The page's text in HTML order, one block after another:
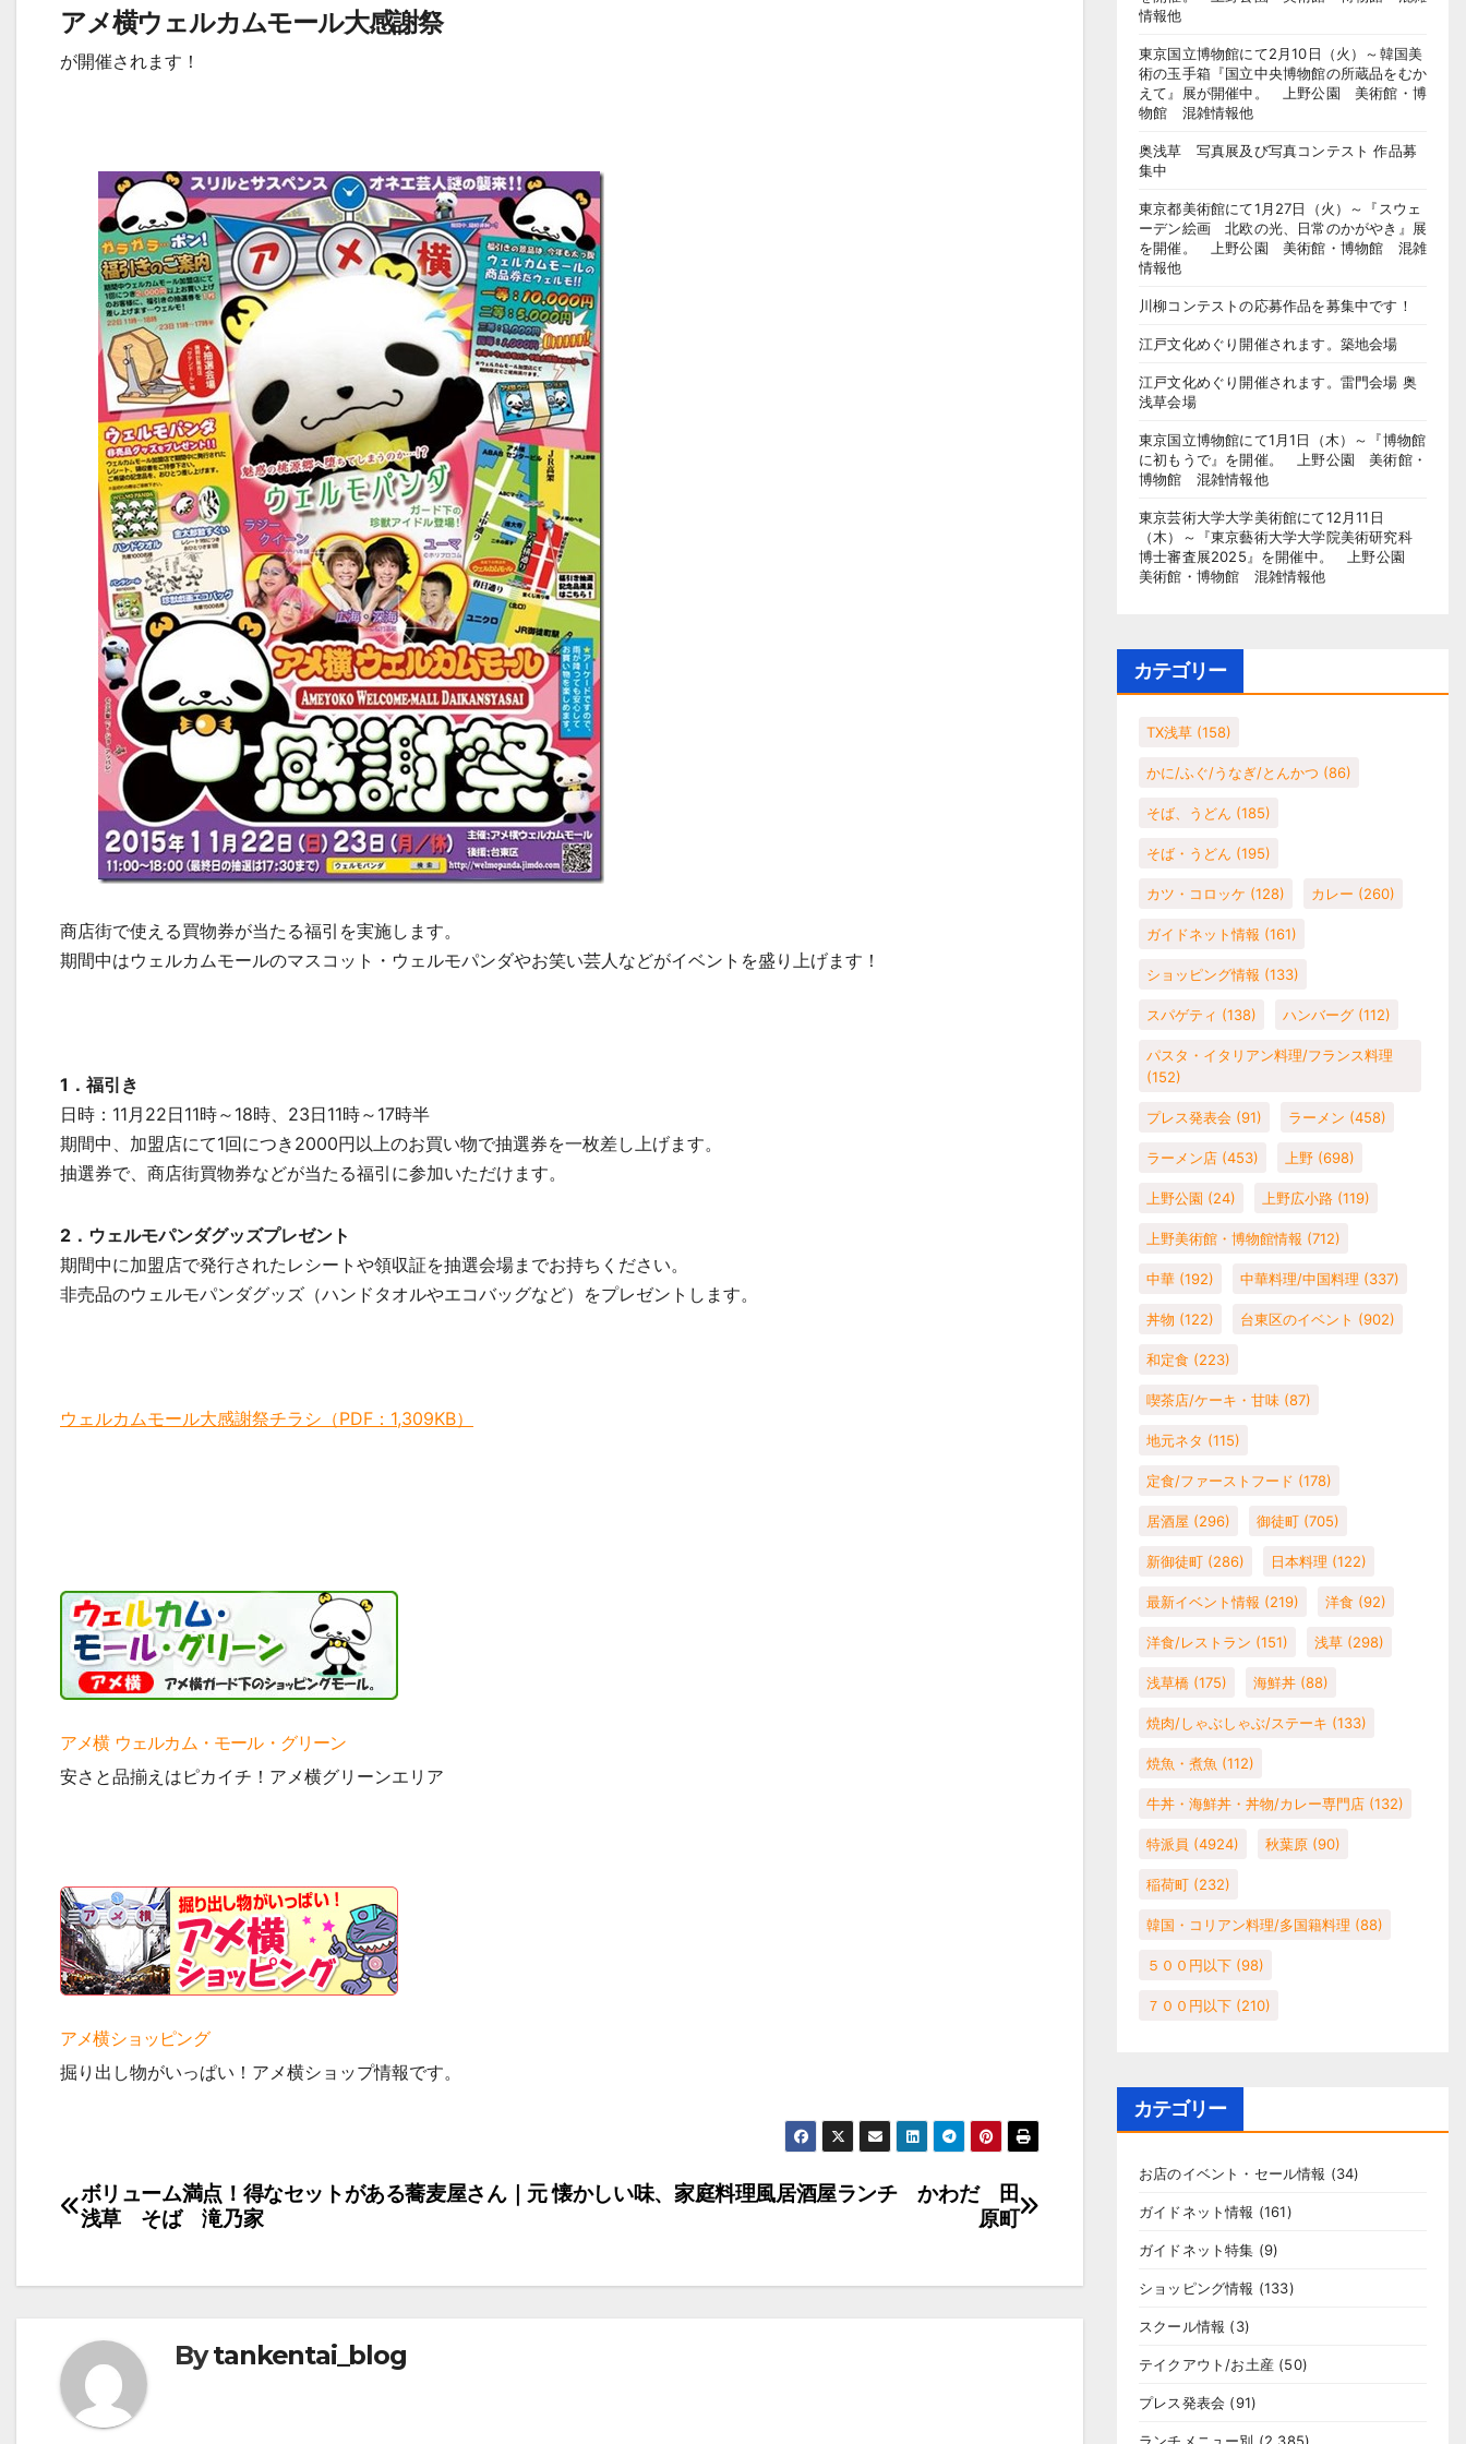
アメ横ウェルカムモール大感謝祭
が開催されます！
商店街で使える買物券が当たる福引を実施します。
期間中はウェルカムモールのマスコット・ウェルモパンダやお笑い芸人などがイベントを盛り上げます！
1．福引き
日時：11月22日11時～18時、23日11時～17時半
期間中、加盟店にて1回につき2000円以上のお買い物で抽選券を一枚差し上げます。
抽選券で、商店街買物券などが当たる福引に参加いただけます。
2．ウェルモパンダグッズプレゼント
期間中に加盟店で発行されたレシートや領収証を抽選会場までお持ちください。
非売品のウェルモパンダグッズ（ハンドタオルやエコバッグなど）をプレゼントします。
ウェルカムモール大感謝祭チラシ（PDF：1,309KB）
アメ横 ウェルカム・モール・グリーン
安さと品揃えはピカイチ！アメ横グリーンエリア
アメ横ショッピング
掘り出し物がいっぱい！アメ横ショップ情報です。
投
稿
ナ
ゲ
ー
懐かしい味、家庭料理風居酒屋ランチ かわだ 田
原町
ボリューム満点！得なセットがある蕎麦屋さん｜元
浅草 そば 滝乃家
Bytankentai_blog
情報他
東京国立博物館にて2月10日（火）～韓国美
術の玉手箱『国立中央博物館の所蔵品をむか
えて』展が開催中。 上野公園 美術館・博
物館 混雑情報他
奥浅草 写真展及び写真コンテスト 作品募
集中
東京都美術館にて1月27日（火）～『スウェ
ーデン絵画 北欧の光、日常のかがやき』展
を開催。 上野公園 美術館・博物館 混雑
情報他
川柳コンテストの応募作品を募集中です！
江戸文化めぐり開催されます。築地会場
江戸文化めぐり開催されます。雷門会場 奥
浅草会場
東京国立博物館にて1月1日（木）～『博物館
に初もうで』を開催。 上野公園 美術館・
博物館 混雑情報他
東京芸術大学大学美術館にて12月11日
（木）～『東京藝術大学大学院美術研究科
博士審査展2025』を開催中。 上野公園
美術館・博物館 混雑情報他
カテゴリー
TX浅草 (158)
かに/ふぐ/うなぎ/とんかつ (86)
そば、うどん (185)
そば・うどん (195)
カツ・コロッケ (128) カレー (260)
ガイドネット情報 (161)
ショッピング情報 (133)
スパゲティ (138) ハンバーグ (112)
パスタ・イタリアン料理/フランス料理
(152)
プレス発表会 (91) ラーメン (458)
ラーメン店 (453) 上野 (698)
上野公園 (24) 上野広小路 (119)
上野美術館・博物館情報 (712)
中華 (192) 中華料理/中国料理 (337)
丼物 (122) 台東区のイベント (902)
和定食 (223)
喫茶店/ケーキ・甘味 (87)
地元ネタ (115)
定食/ファーストフード (178)
居酒屋 (296) 御徒町 (705)
新御徒町 (286) 日本料理 (122)
最新イベント情報 (219) 洋食 (92)
洋食/レストラン (151) 浅草 (298)
浅草橋 (175) 海鮮丼 (88)
焼肉/しゃぶしゃぶ/ステーキ (133)
焼魚・煮魚 (112)
牛丼・海鮮丼・丼物/カレー専門店 (132)
特派員 (4924) 秋葉原 (90)
稲荷町 (232)
韓国・コリアン料理/多国籍料理 (88)
５００円以下 (98)
７００円以下 (210)
カテゴリー
お店のイベント・セール情報 (34)
ガイドネット情報 (161)
ガイドネット特集 (9)
ショッピング情報 (133)
スクール情報 (3)
テイクアウト/お土産 (50)
プレス発表会 (91)